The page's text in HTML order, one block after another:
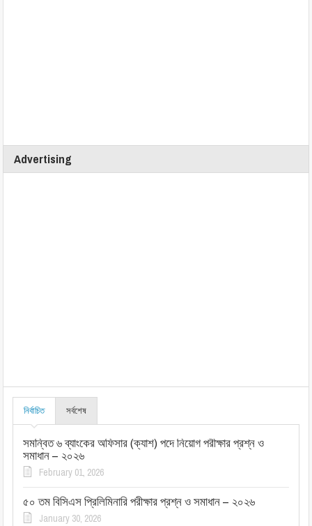
Advertising
নির্বাচিত সর্বশেষ
সমন্বিত ৬ ব্যাংকের অফিসার (ক্যাশ) পদে নিয়োগ পরীক্ষার প্রশ্ন ও
সমাধান – ২০২৬
February 01, 2026
৫০ তম বিসিএস প্রিলিমিনারি পরীক্ষার প্রশ্ন ও সমাধান – ২০২৬
January 30, 2026